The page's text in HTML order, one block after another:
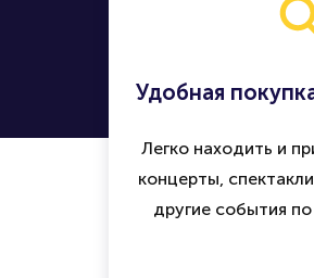
Удобная
Легко находить и
концерты,
другие события